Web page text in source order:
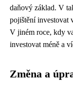
daňový základ. V
pojištění investovat
V jiném roce, kdy
investovat méně a
Změna a